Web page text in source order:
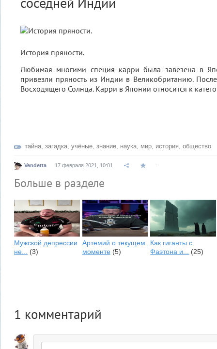
История пряности.
Любимая многими специя карри была завезена в
привезли пряность из Индии в Великобританию. После
Восходящего Солнца. Карри в Японии относится к
тайна, загадка, учёные, знание, наука, мир, история, общество
Vendetta 17 февраля 2021, 10:01
Больше в разделе
Мужской депрессии
не... (3)
Артемий о текущем
моменте (5)
Как гиганты с
Фаэтона и... (25)
1 комментарий